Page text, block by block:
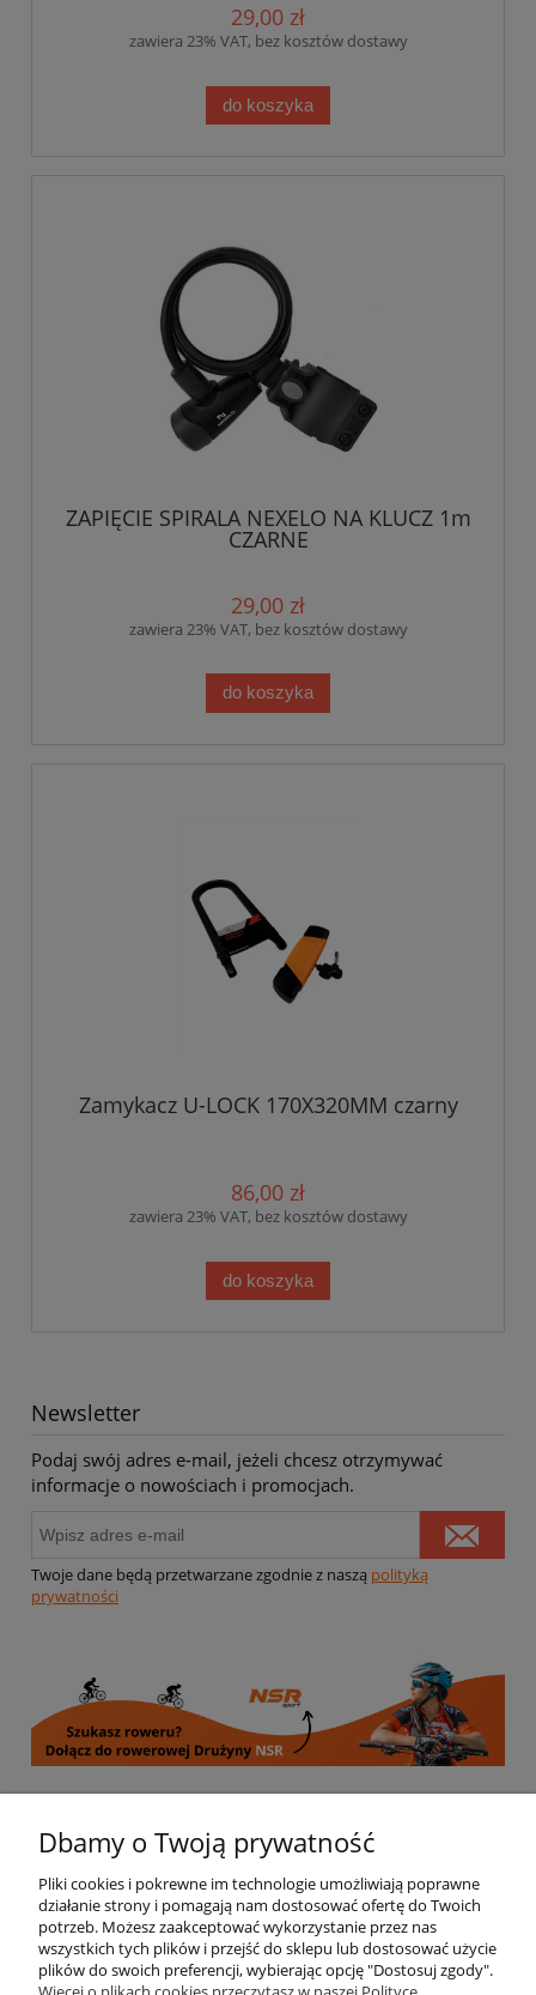
29,00 zł
zawiera 23% VAT, bez kosztów dostawy
do koszyka
ZAPIĘCIE SPIRALA NEXELO NA KLUCZ 1m
CZARNE
29,00 zł
zawiera 23% VAT, bez kosztów dostawy
do koszyka
Zamykacz U-LOCK 170X320MM czarny
86,00 zł
zawiera 23% VAT, bez kosztów dostawy
do koszyka
Newsletter
Podaj swój adres e-mail, jeżeli chcesz otrzymywać
informacje o nowościach i promocjach.
Twoje dane będą przetwarzane zgodnie z naszą polityką
prywatności
Informacje
Moje konto
Płatności i dostawa
Dbamy o Twoją prywatność
Pliki cookies i pokrewne im technologie umożliwiają poprawne
działanie strony i pomagają nam dostosować ofertę do Twoich
potrzeb. Możesz zaakceptować wykorzystanie przez nas
wszystkich tych plików i przejść do sklepu lub dostosować użycie
plików do swoich preferencji, wybierając opcję "Dostosuj zgody".